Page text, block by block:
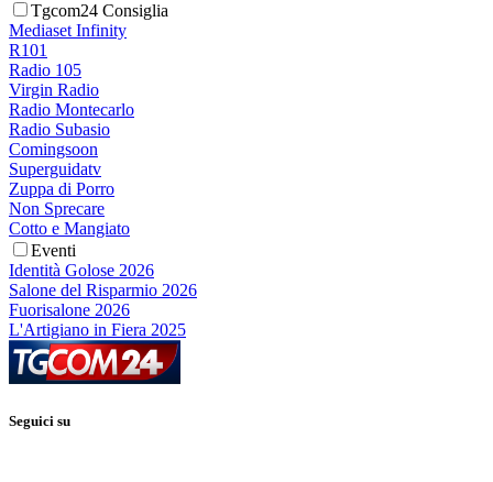
Tgcom24 Consiglia
Mediaset Infinity
R101
Radio 105
Virgin Radio
Radio Montecarlo
Radio Subasio
Comingsoon
Superguidatv
Zuppa di Porro
Non Sprecare
Cotto e Mangiato
Eventi
Identità Golose 2026
Salone del Risparmio 2026
Fuorisalone 2026
L'Artigiano in Fiera 2025
Seguici su